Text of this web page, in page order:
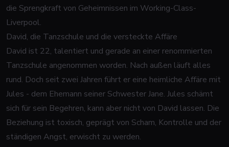
die Sprengkraft von Geheimnissen im Working-Class-
Liverpool.
David, die Tanzschule und die versteckte Affäre
David ist 22, talentiert und gerade an einer renommierten
Tanzschule angenommen worden. Nach außen läuft alles
rund. Doch seit zwei Jahren führt er eine heimliche Affäre mit
Jules - dem Ehemann seiner Schwester Jane. Jules schämt
sich für sein Begehren, kann aber nicht von David lassen. Die
Beziehung ist toxisch, geprägt von Scham, Kontrolle und der
ständigen Angst, erwischt zu werden.